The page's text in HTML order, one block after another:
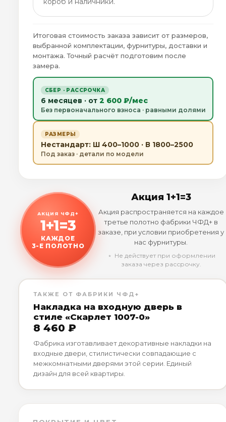
Итоговая стоимость заказа зависит от размеров,
выбранной комплектации, фурнитуры, доставки и
монтажа. Точный расчёт подготовим после
замера.
СБЕР · РАССРОЧКА
6 месяцев · от 2 600 ₽/мес
Без первоначального взноса · равными долями
РАЗМЕРЫ
Нестандарт: Ш 400–1000 · В 1800–2500
Под заказ · детали по модели
АКЦИЯ ЧФД+
1+1=3
КАЖДОЕ
3-Е ПОЛОТНО
Акция 1+1=3
Акция распространяется на каждое
третье полотно фабрики ЧФД+ в
заказе, при условии приобретения у
нас фурнитуры.
﹡ Не действует при оформлении
заказа через рассрочку.
ТАКЖЕ ОТ ФАБРИКИ ЧФД+
Накладка на входную дверь в
стиле «Скарлет 1007-0»
8 460 ₽
Фабрика изготавливает декоративные накладки на
входные двери, стилистически совпадающие с
межкомнатными дверями этой серии. Единый
дизайн для всей квартиры.